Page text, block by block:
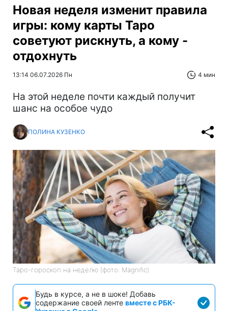
Новая неделя изменит правила
игры: кому карты Таро
советуют рискнуть, а кому -
отдохнуть
13:14 06.07.2026 Пн 4 мин
На этой неделе почти каждый получит
шанс на особое чудо
ПОЛИНА КУЗЕНКО
Таро-гороскоп на неделю (фото: Magnific)
Будь в курсе, а не в шоке! Добавь
содержание своей ленте вместе с РБК-